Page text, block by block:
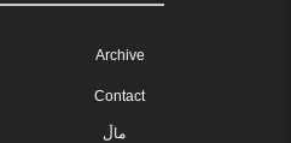
Archive
Contact
ماڵ